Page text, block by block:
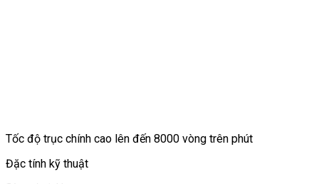
Tốc độ trục chính cao lên đến 8000 vòng trên phút
Đặc tính kỹ thuật